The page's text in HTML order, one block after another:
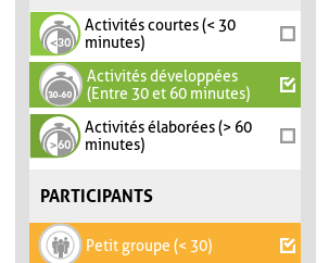
Activités courtes (< 30
minutes)
Activités développées
(Entre 30 et 60 minutes)
Activités élaborées (> 60
minutes)
PARTICIPANTS
Petit groupe (< 30)